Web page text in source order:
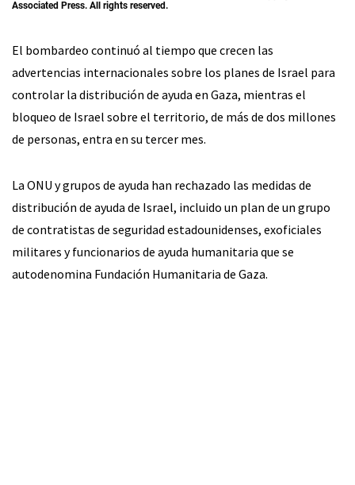
Associated Press. All rights reserved.
El bombardeo continuó al tiempo que crecen las
advertencias internacionales sobre los planes de Israel para
controlar la distribución de ayuda en Gaza, mientras el
bloqueo de Israel sobre el territorio, de más de dos millones
de personas, entra en su tercer mes.
La ONU y grupos de ayuda han rechazado las medidas de
distribución de ayuda de Israel, incluido un plan de un grupo
de contratistas de seguridad estadounidenses, exoficiales
militares y funcionarios de ayuda humanitaria que se
autodenomina Fundación Humanitaria de Gaza.